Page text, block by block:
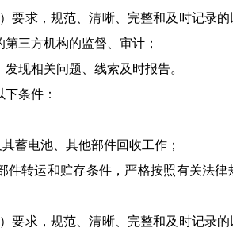
要求，规范、清晰、完整和及时记录
三方机构的监督、审计；
现相关问题、线索及时报告。
条件：
蓄电池、其他部件回收工作；
转运和贮存条件，严格按照有关法
要求，规范、清晰、完整和及时记录